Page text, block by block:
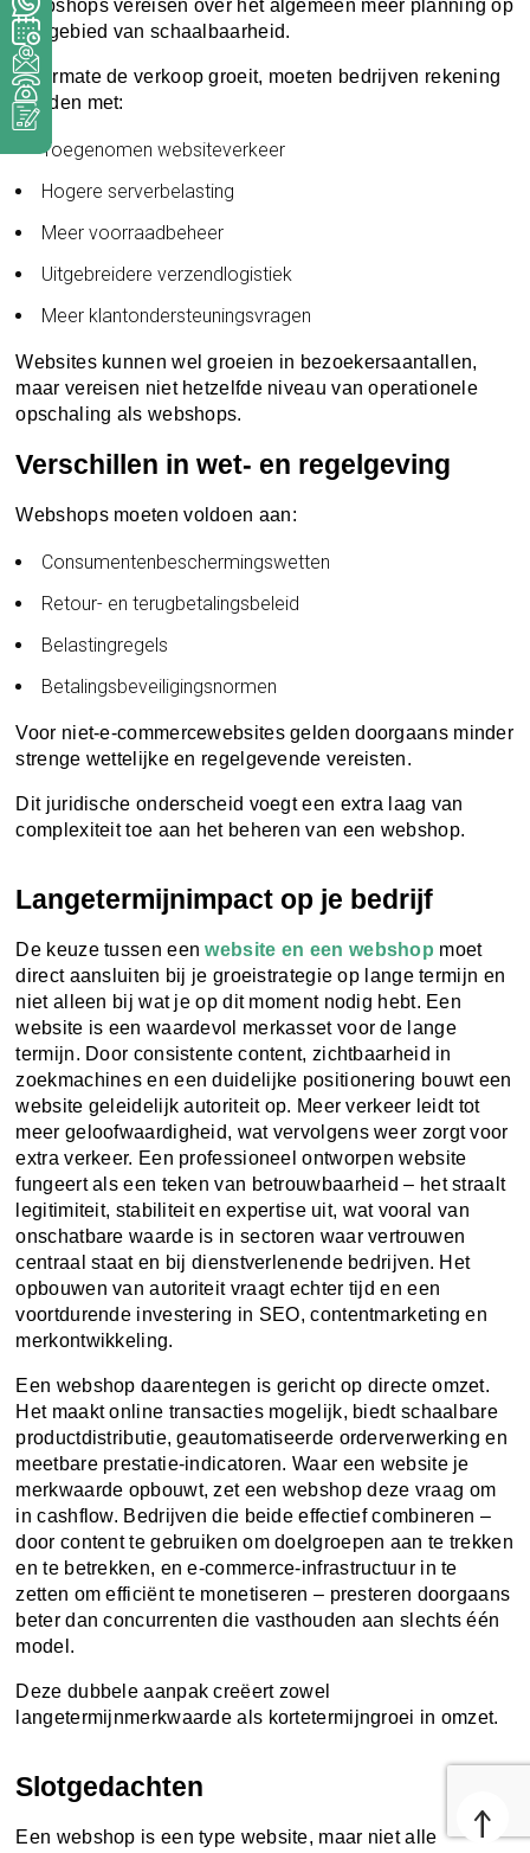
Webshops vereisen over het algemeen meer planning op
het gebied van schaalbaarheid.
Naarmate de verkoop groeit, moeten bedrijven rekening
houden met:
Toegenomen websiteverkeer
Hogere serverbelasting
Meer voorraadbeheer
Uitgebreidere verzendlogistiek
Meer klantondersteuningsvragen
Websites kunnen wel groeien in bezoekersaantallen,
maar vereisen niet hetzelfde niveau van operationele
opschaling als webshops.
Verschillen in wet- en regelgeving
Webshops moeten voldoen aan:
Consumentenbeschermingswetten
Retour- en terugbetalingsbeleid
Belastingregels
Betalingsbeveiligingsnormen
Voor niet-e-commercewebsites gelden doorgaans minder
strenge wettelijke en regelgevende vereisten.
Dit juridische onderscheid voegt een extra laag van
complexiteit toe aan het beheren van een webshop.
Langetermijnimpact op je bedrijf
De keuze tussen eenwebsite en een webshop moet
direct aansluiten bij je groeistrategie op lange termijn en
niet alleen bij wat je op dit moment nodig hebt. Een
website is een waardevol merkasset voor de lange
termijn. Door consistente content, zichtbaarheid in
zoekmachines en een duidelijke positionering bouwt een
website geleidelijk autoriteit op. Meer verkeer leidt tot
meer geloofwaardigheid, wat vervolgens weer zorgt voor
extra verkeer. Een professioneel ontworpen website
fungeert als een teken van betrouwbaarheid – het straalt
legitimiteit, stabiliteit en expertise uit, wat vooral van
onschatbare waarde is in sectoren waar vertrouwen
centraal staat en bij dienstverlenende bedrijven. Het
opbouwen van autoriteit vraagt echter tijd en een
voortdurende investering in SEO, contentmarketing en
merkontwikkeling.
Een webshop daarentegen is gericht op directe omzet.
Het maakt online transacties mogelijk, biedt schaalbare
productdistributie, geautomatiseerde orderverwerking en
meetbare prestatie-indicatoren. Waar een website je
merkwaarde opbouwt, zet een webshop deze vraag om
in cashflow. Bedrijven die beide effectief combineren –
door content te gebruiken om doelgroepen aan te trekken
en te betrekken, en e-commerce-infrastructuur in te
zetten om efficiënt te monetiseren – presteren doorgaans
beter dan concurrenten die vasthouden aan slechts één
model.
Deze dubbele aanpak creëert zowel
langetermijnmerkwaarde als kortetermijngroei in omzet.
Slotgedachten
Een webshop is een type website, maar niet alle ↑